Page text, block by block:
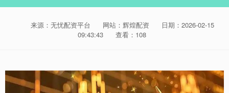
来源：无忧配资平台 网站：辉煌配资
日期：2026-02-15
09:43:43
查看：108